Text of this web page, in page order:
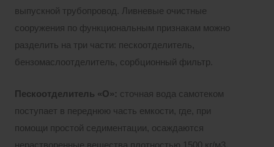
выпускной трубопровод. Ливневые очистные
сооружения по функциональным признакам можно
разделить на три части: пескоотделитель,
бензомаслоотделитель, сорбционный фильтр.
Пескоотделитель «О»: сточная вода самотеком
поступает в переднюю часть емкости, где, при
помощи простой седиментации, осаждаются